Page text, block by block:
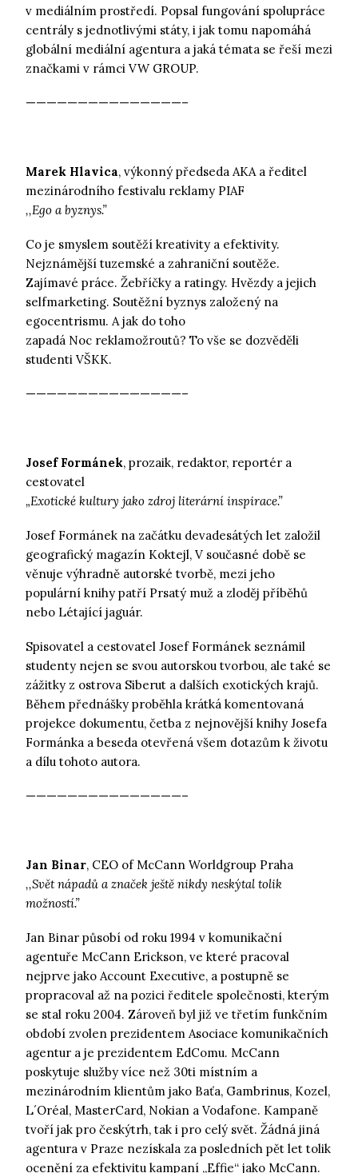
v mediálním prostředí. Popsal fungování spolupráce
centrály s jednotlivými státy, i jak tomu napomáhá
globální mediální agentura a jaká témata se řeší mezi
značkami v rámci VW GROUP.
———————————————–
Marek Hlavica, výkonný předseda AKA a ředitel
mezinárodního festivalu reklamy PIAF
,,Ego a byznys.”
Co je smyslem soutěží kreativity a efektivity.
Nejznámější tuzemské a zahraniční soutěže.
Zajímavé práce. Žebříčky a ratingy. Hvězdy a jejich
selfmarketing. Soutěžní byznys založený na
egocentrismu. A jak do toho
zapadá Noc reklamožroutů? To vše se dozvěděli
studenti VŠKK.
———————————————–
Josef Formánek, prozaik, redaktor, reportér a
cestovatel
„Exotické kultury jako zdroj literární inspirace.”
Josef Formánek na začátku devadesátých let založil
geografický magazín Koktejl, V současné době se
věnuje výhradně autorské tvorbě, mezi jeho
populární knihy patří Prsatý muž a zloděj příběhů
nebo Létající jaguár.
Spisovatel a cestovatel Josef Formánek seznámil
studenty nejen se svou autorskou tvorbou, ale také se
zážitky z ostrova Siberut a dalších exotických krajů.
Během přednášky proběhla krátká komentovaná
projekce dokumentu, četba z nejnovější knihy Josefa
Formánka a beseda otevřená všem dotazům k životu
a dílu tohoto autora.
———————————————–
Jan Binar, CEO of McCann Worldgroup Praha
,,Svět nápadů a značek ještě nikdy neskýtal tolik
možností.”
Jan Binar působí od roku 1994 v komunikační
agentuře McCann Erickson, ve které pracoval
nejprve jako Account Executive, a postupně se
propracoval až na pozici ředitele společnosti, kterým
se stal roku 2004. Zároveň byl již ve třetím funkčním
období zvolen prezidentem Asociace komunikačních
agentur a je prezidentem EdComu. McCann
poskytuje služby více než 30ti místním a
mezinárodním klientům jako Baťa, Gambrinus, Kozel,
L´Oréal, MasterCard, Nokian a Vodafone. Kampaně
tvoří jak pro českýtrh, tak i pro celý svět. Žádná jiná
agentura v Praze nezískala za posledních pět let tolik
ocenění za efektivitu kampaní „Effie“ jako McCann.